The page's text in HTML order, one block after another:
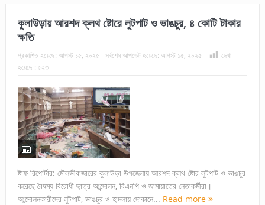
কুলাউড়ায় আরশদ ক্লথ ষ্টোরে লুটপাট ও ভাঙচুর, ৪ কোটি টাকার
ক্ষতি
প্রকাশিত হয়েছে: আগস্ট ১৫, ২০২৫ সর্বশেষ আপডেট হয়েছে: আগস্ট ১৫, ২০২৫
দেখা
হয়েছে : ৫২৩
ষ্টাফ রিপোর্টার: মৌলভীবাজারের কুলাউড়া উপজেলায় আরশদ ক্লথ ষ্টোর লুটপাট ও ভাঙচুর
করেছে বৈষম্য বিরোধী ছাত্র আন্দোলন, বিএনপি ও জামায়াতের নেতাকর্মীরা।
আন্দোলনকারীদের লুটপাট, ভাঙচুর ও হামলায় দোকানে... Read more